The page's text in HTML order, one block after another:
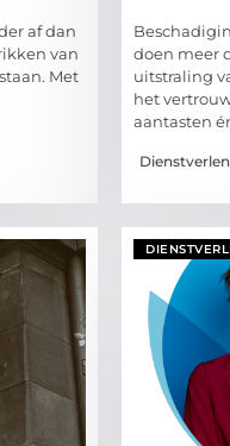
af dan
van
Met
doen meer
uitstraling
het
aantasten